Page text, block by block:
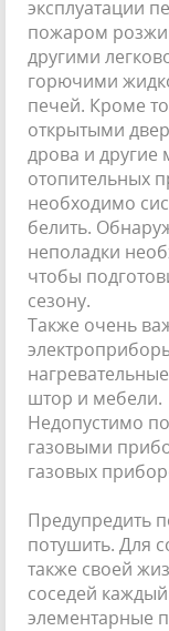
эксплуатации
пожаром
другими
горючими
печей. Кроме
открытыми
дрова и другие
отопительных
необходимо
белить.
неполадки
чтобы
сезону.
Также очень
штор и мебели.
Недопустимо
газовыми
газовых
Предупредить
потушить. Для
также своей
соседей
элементарные